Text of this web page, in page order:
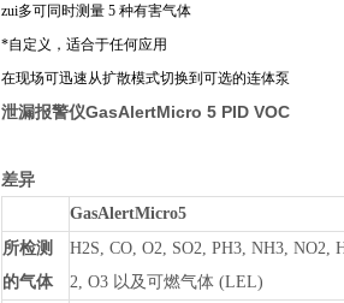
zui多可同时测量 5 种有害气体
*自定义，适合于任何应用
在现场可迅速从扩散模式切换到可选的连体泵
泄漏报警仪GasAlertMicro 5 PID VOC
差异
GasAlertMicro5
所检测
的气体
H2S, CO, O2, SO2, PH3, NH3, NO2,
2, O3 以及可燃气体 (LEL)